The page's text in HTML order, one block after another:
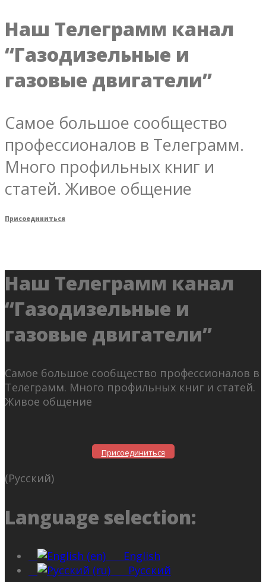
Наш Телеграмм канал
“Газодизельные и
газовые двигатели”
Самое большое сообщество
профессионалов в Телеграмм.
Много профильных книг и
статей. Живое общение
Присоединиться
Наш Телеграмм канал
“Газодизельные и
газовые двигатели”
Самое большое сообщество профессионалов в
Телеграмм. Много профильных книг и статей.
Живое общение
Присоединиться
(Русский)
Language selection:
English
Русский